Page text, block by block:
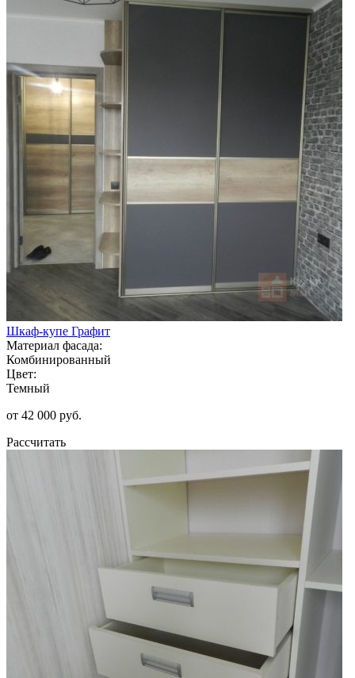
Шкаф-купе Графит
Материал фасада:
Комбинированный
Цвет:
Темный
от 42 000 руб.
Рассчитать